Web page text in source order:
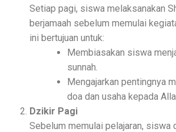
Setiap pagi, siswa melaksanakan
berjamaah sebelum memulai
ini bertujuan untuk:
Membiasakan siswa
sunnah.
Mengajarkan pentingnya
doa dan usaha kepada
Dzikir Pagi
Sebelum memulai pelajaran, siswa